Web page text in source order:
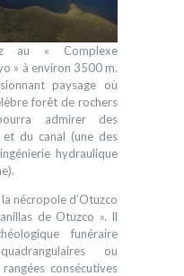
au « Complexe
» à environ 3500 m.
paysage où
forêt de rochers
admirer des
du canal (une des
hydraulique
nécropole d’Otuzco
de Otuzco ». Il
funéraire
ou
consécutives